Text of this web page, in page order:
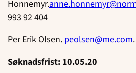
Honnemyr.
993 92 404
Per Erik Olsen. peolsen@me.com
Søknadsfrist: 10.05.20